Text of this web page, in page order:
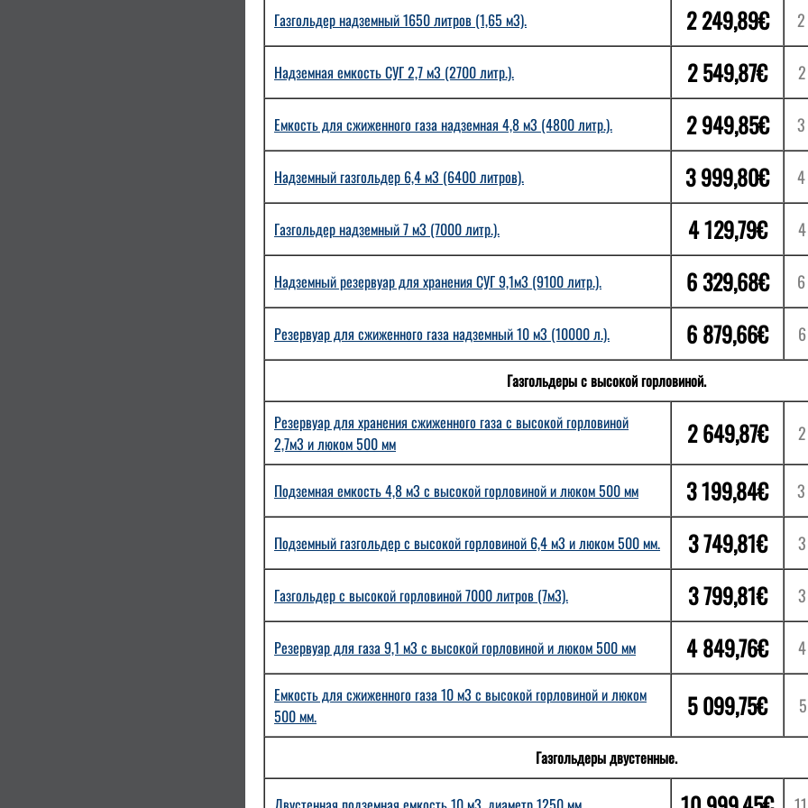
Газгольдер надземный 1650 литров (1,65 м3). 2 249,89€
Надземная емкость СУГ 2,7 м3 (2700 литр.). 2 549,87€
Емкость для сжиженного газа надземная 4,8 м3 (4800 литр.). 2 949,85€
Надземный газгольдер 6,4 м3 (6400 литров). 3 999,80€
Газгольдер надземный 7 м3 (7000 литр.). 4 129,79€
Надземный резервуар для хранения СУГ 9,1м3 (9100 литр.). 6 329,68€
Резервуар для сжиженного газа надземный 10 м3 (10000 л.). 6 879,66€
Газгольдеры с высокой горловиной.
Резервуар для хранения сжиженного газа с высокой горловиной
2,7м3 и люком 500 мм
2 649,87€
Подземная емкость 4,8 м3 с высокой горловиной и люком 500 мм 3 199,84€
Подземный газгольдер с высокой горловиной 6,4 м3 и люком 500 мм. 3 749,81€
Газгольдер с высокой горловиной 7000 литров (7м3). 3 799,81€
Резервуар для газа 9,1 м3 с высокой горловиной и люком 500 мм 4 849,76€
Емкость для сжиженного газа 10 м3 с высокой горловиной и люком
500 мм.
5 099,75€
Газгольдеры двустенные.